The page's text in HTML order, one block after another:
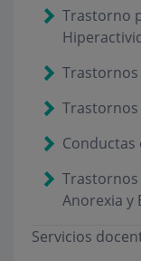
Trastorno
Trastornos
Trastornos
Conductas
Anorexia y
Servicios